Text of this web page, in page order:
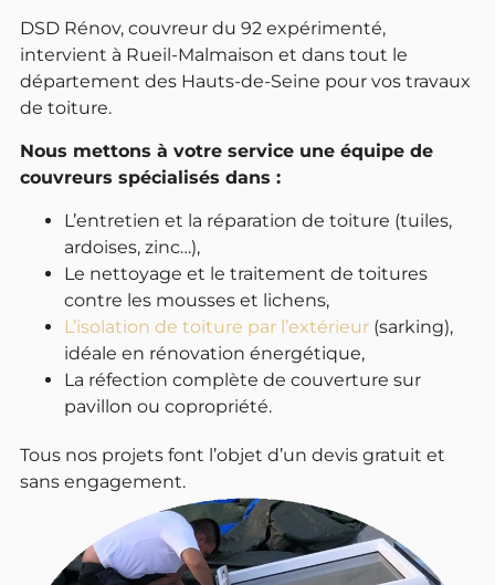
DSD Rénov, couvreur du 92 expérimenté,
intervient à Rueil-Malmaison et dans tout le
département des Hauts-de-Seine pour vos travaux
de toiture.
Nous mettons à votre service une équipe de
couvreurs spécialisés dans :
L’entretien et la réparation de toiture (tuiles,
ardoises, zinc…),
Le nettoyage et le traitement de toitures
contre les mousses et lichens,
L’isolation de toiture par l’extérieur(sarking),
idéale en rénovation énergétique,
La réfection complète de couverture sur
pavillon ou copropriété.
Tous nos projets font l’objet d’un devis gratuit et
sans engagement.